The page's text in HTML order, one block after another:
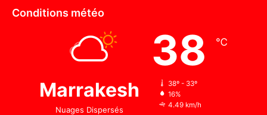
Conditions météo
Marrakesh
Nuages Dispersés
38 ℃
38º - 33º
16%
4.49 km/h